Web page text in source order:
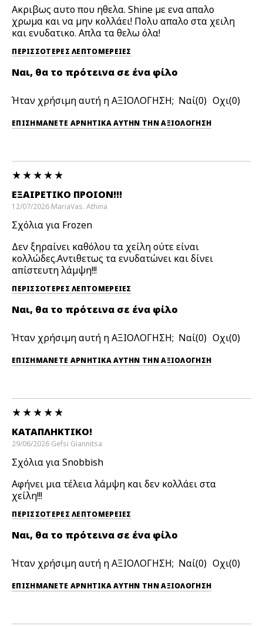
Ακριβως αυτο που ηθελα. Shine με ενα απαλο
χρωμα και να μην κολλάει! Πολυ απαλο στα χειλη
και ενυδατικο. Απλα τα θελω όλα!
ΠΕΡΙΣΣΌΤΕΡΕΣ ΛΕΠΤΟΜΈΡΕΙΕΣ
Ναι, θα το πρότεινα σε ένα φίλο
Ήταν χρήσιμη αυτή η ΑΞΙΟΛΟΓΗΣΗ; 0 0
ΕΠΙΣΗΜΆΝΕΤΕ ΑΡΝΗΤΙΚΆ ΑΥΤΉΝ ΤΗΝ ΑΞΙΟΛΟΓΗΣΗ
ΕΞΑΙΡΕΤΙΚΌ ΠΡΟΊΟΝ!!!
12/07/2026 MariaVas. Athina
Σχόλια για Frozen
Δεν ξηραίνει καθόλου τα χείλη ούτε είναι
κολλώδες.Αντιθετως τα ενυδατώνει και δίνει
απίστευτη λάμψη!!!
ΠΕΡΙΣΣΌΤΕΡΕΣ ΛΕΠΤΟΜΈΡΕΙΕΣ
Ναι, θα το πρότεινα σε ένα φίλο
Ήταν χρήσιμη αυτή η ΑΞΙΟΛΟΓΗΣΗ; 0 0
ΕΠΙΣΗΜΆΝΕΤΕ ΑΡΝΗΤΙΚΆ ΑΥΤΉΝ ΤΗΝ ΑΞΙΟΛΟΓΗΣΗ
ΚΑΤΑΠΛΗΚΤΙΚΌ!
29/06/2026 Gefsi Giannitsa
Σχόλια για Snobbish
Αφήνει μια τέλεια λάμψη και δεν κολλάει στα
χείλη!!!
ΠΕΡΙΣΣΌΤΕΡΕΣ ΛΕΠΤΟΜΈΡΕΙΕΣ
Ναι, θα το πρότεινα σε ένα φίλο
Ήταν χρήσιμη αυτή η ΑΞΙΟΛΟΓΗΣΗ; 0 0
ΕΠΙΣΗΜΆΝΕΤΕ ΑΡΝΗΤΙΚΆ ΑΥΤΉΝ ΤΗΝ ΑΞΙΟΛΟΓΗΣΗ